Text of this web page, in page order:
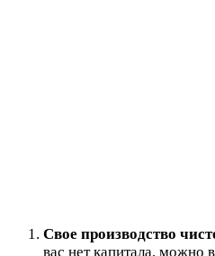
Свое производство
вас нет капитала, можно